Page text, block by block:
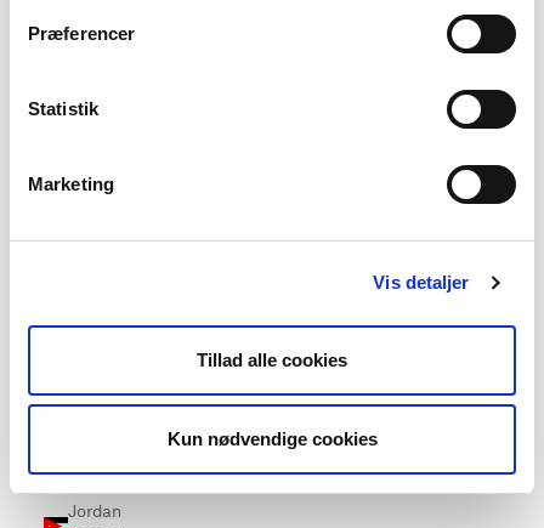
Præferencer
Statistik
Marketing
Vis detaljer
Tillad alle cookies
Kun nødvendige cookies
(EUR €)
(EUR €)
$)
(USD $)
(USD $)
(EUR €)
Jordan